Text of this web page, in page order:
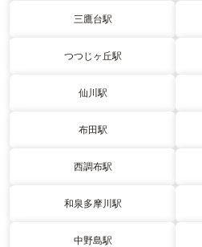
三鷹台駅
つつじヶ丘駅
仙川駅
布田駅
西調布駅
和泉多摩川駅
中野島駅